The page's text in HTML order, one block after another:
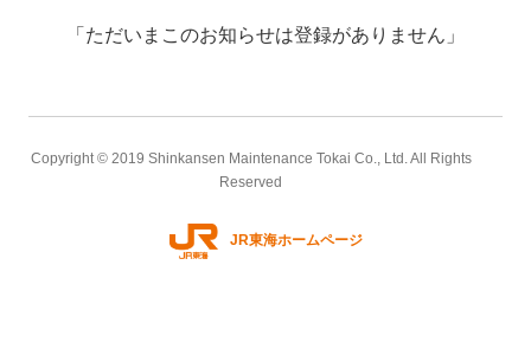
「ただいまこのお知らせは登録がありません」
Copyright © 2019 Shinkansen Maintenance Tokai Co., Ltd. All Rights
Reserved
JR東海ホームページ